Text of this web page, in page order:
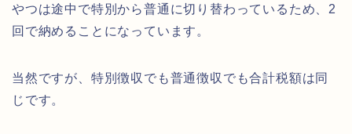
やつは途中で特別から普通に切り替わっているため、2
回で納めることになっています。
当然ですが、特別徴収でも普通徴収でも合計税額は同
じです。